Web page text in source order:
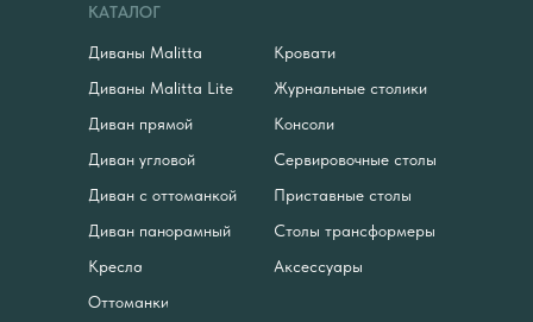
КАТАЛОГ
Диваны Malitta Кровати
Журнальные столики
Консоли
Сервировочные столы
Приставные столы
Столы трансформеры
Аксессуары
Диваны Malitta Lite
Диван прямой
Диван угловой
Диван с оттоманкой
Диван панорамный
Кресла
Оттоманки